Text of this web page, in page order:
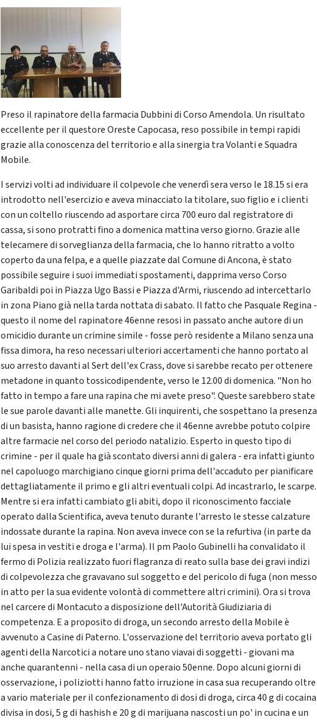
Preso il rapinatore della farmacia Dubbini di Corso Amendola. Un risultato
eccellente per il questore Oreste Capocasa, reso possibile in tempi rapidi
grazie alla conoscenza del territorio e alla sinergia tra Volanti e Squadra
Mobile.
I servizi volti ad individuare il colpevole che venerdì sera verso le 18.15 si era
introdotto nell'esercizio e aveva minacciato la titolare, suo figlio e i clienti
con un coltello riuscendo ad asportare circa 700 euro dal registratore di
cassa, si sono protratti fino a domenica mattina verso giorno. Grazie alle
telecamere di sorveglianza della farmacia, che lo hanno ritratto a volto
coperto da una felpa, e a quelle piazzate dal Comune di Ancona, è stato
possibile seguire i suoi immediati spostamenti, dapprima verso Corso
Garibaldi poi in Piazza Ugo Bassi e Piazza d'Armi, riuscendo ad intercettarlo
in zona Piano già nella tarda nottata di sabato. Il fatto che Pasquale Regina -
questo il nome del rapinatore 46enne resosi in passato anche autore di un
omicidio durante un crimine simile - fosse però residente a Milano senza una
fissa dimora, ha reso necessari ulteriori accertamenti che hanno portato al
suo arresto davanti al Sert dell'ex Crass, dove si sarebbe recato per ottenere
metadone in quanto tossicodipendente, verso le 12.00 di domenica. "Non ho
fatto in tempo a fare una rapina che mi avete preso". Queste sarebbero state
le sue parole davanti alle manette. Gli inquirenti, che sospettano la presenza
di un basista, hanno ragione di credere che il 46enne avrebbe potuto colpire
altre farmacie nel corso del periodo natalizio. Esperto in questo tipo di
crimine - per il quale ha già scontato diversi anni di galera - era infatti giunto
nel capoluogo marchigiano cinque giorni prima dell'accaduto per pianificare
dettagliatamente il primo e gli altri eventuali colpi. Ad incastrarlo, le scarpe.
Mentre si era infatti cambiato gli abiti, dopo il riconoscimento facciale
operato dalla Scientifica, aveva tenuto durante l'arresto le stesse calzature
indossate durante la rapina. Non aveva invece con se la refurtiva (in parte da
lui spesa in vestiti e droga e l'arma). Il pm Paolo Gubinelli ha convalidato il
fermo di Polizia realizzato fuori flagranza di reato sulla base dei gravi indizi
di colpevolezza che gravavano sul soggetto e del pericolo di fuga (non messo
in atto per la sua evidente volontà di commettere altri crimini). Ora si trova
nel carcere di Montacuto a disposizione dell'Autorità Giudiziaria di
competenza. E a proposito di droga, un secondo arresto della Mobile è
avvenuto a Casine di Paterno. L'osservazione del territorio aveva portato gli
agenti della Narcotici a notare uno stano viavai di soggetti - giovani ma
anche quarantenni - nella casa di un operaio 50enne. Dopo alcuni giorni di
osservazione, i poliziotti hanno fatto irruzione in casa sua recuperando oltre
a vario materiale per il confezionamento di dosi di droga, circa 40 g di cocaina
divisa in dosi, 5 g di hashish e 20 g di marijuana nascosti un po' in cucina e un